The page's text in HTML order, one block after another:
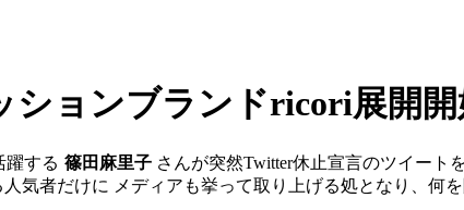
ションブランドricori展開
躍する 篠田麻里子 さんが突然Twitter休止宣言のツイート
気者だけに メディアも挙って取り上げる処となり、何